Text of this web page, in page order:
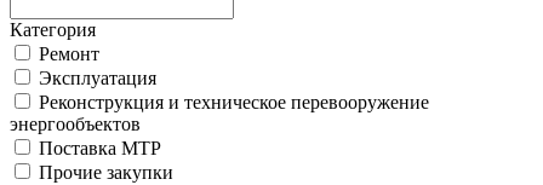
Категория
Ремонт
Эксплуатация
Реконструкция и техническое перевооружение
энергообъектов
Поставка МТР
Прочие закупки